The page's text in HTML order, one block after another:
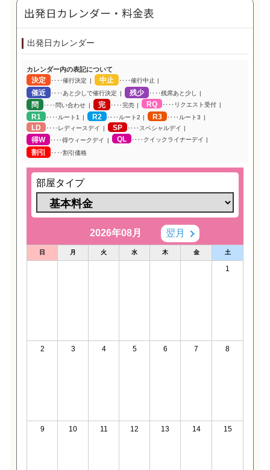
出発日カレンダー・料金表
出発日カレンダー
カレンダー内の表記について
決定 ‥‥催行決定 中止 ‥‥催行中止
催近 ‥‥あと少しで催行決定 残少 ‥‥残席あと少し
問 ‥‥問い合わせ 完 ‥‥完売 RQ ‥‥リクエスト受付
R1 ‥‥ルート1 R2 ‥‥ルート2 R3 ‥‥ルート3
LD ‥‥レディースデイ SP ‥‥スペシャルデイ
得W ‥‥得ウィークデイ QL ‥‥クイックライナーデイ
割引 ‥‥割引価格